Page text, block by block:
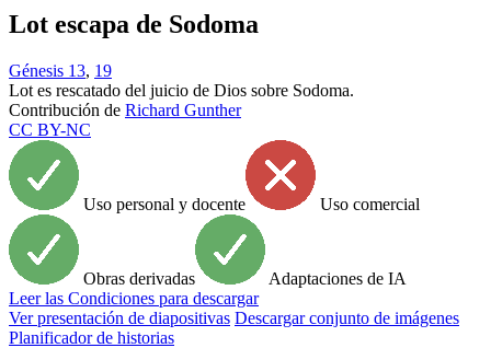
Lot escapa de Sodoma
Génesis 13, 19
Lot es rescatado del juicio de Dios sobre Sodoma.
Contribución de Richard Gunther
CC BY-NC
Uso personal y docente Uso comercial
Obras derivadas
Adaptaciones de IA
Leerlas Condiciones para descargar
Ver presentación de diapositivas Descargar conjunto de imágenes
Planificador de historias